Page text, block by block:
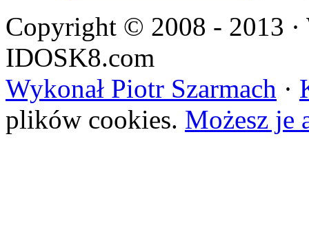
Copyright © 2008 - 2013 ·
IDOSK8.com
Wykonał Piotr Szarmach ·
plików cookies. Możesz je